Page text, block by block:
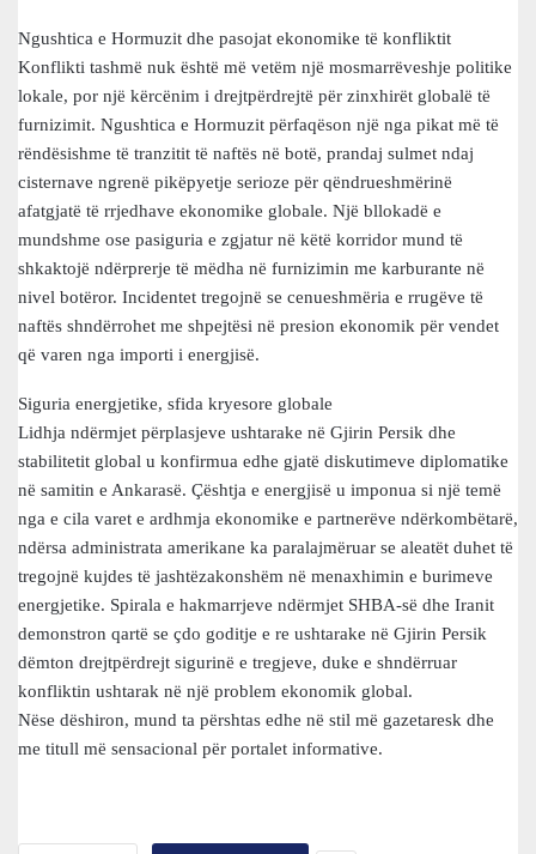
Ngushtica e Hormuzit dhe pasojat ekonomike të konfliktit
Konflikti tashmë nuk është më vetëm një mosmarrëveshje politike
lokale, por një kërcënim i drejtpërdrejtë për zinxhirët globalë të
furnizimit. Ngushtica e Hormuzit përfaqëson një nga pikat më të
rëndësishme të tranzitit të naftës në botë, prandaj sulmet ndaj
cisternave ngrenë pikëpyetje serioze për qëndrueshmërinë
afatgjatë të rrjedhave ekonomike globale. Një bllokadë e
mundshme ose pasiguria e zgjatur në këtë korridor mund të
shkaktojë ndërprerje të mëdha në furnizimin me karburante në
nivel botëror. Incidentet tregojnë se cenueshmëria e rrugëve të
naftës shndërrohet me shpejtësi në presion ekonomik për vendet
që varen nga importi i energjisë.
Siguria energjetike, sfida kryesore globale
Lidhja ndërmjet përplasjeve ushtarake në Gjirin Persik dhe
stabilitetit global u konfirmua edhe gjatë diskutimeve diplomatike
në samitin e Ankarasë. Çështja e energjisë u imponua si një temë
nga e cila varet e ardhmja ekonomike e partnerëve ndërkombëtarë,
ndërsa administrata amerikane ka paralajmëruar se aleatët duhet të
tregojnë kujdes të jashtëzakonshëm në menaxhimin e burimeve
energjetike. Spirala e hakmarrjeve ndërmjet SHBA-së dhe Iranit
demonstron qartë se çdo goditje e re ushtarake në Gjirin Persik
dëmton drejtpërdrejt sigurinë e tregjeve, duke e shndërruar
konfliktin ushtarak në një problem ekonomik global.
Nëse dëshiron, mund ta përshtas edhe në stil më gazetaresk dhe
me titull më sensacional për portalet informative.